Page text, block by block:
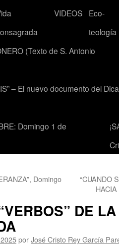
VIDEOS
Eco-
teología
(Texto de S. Antonio
– El nuevo documento del
Domingo 1 de
Domingo
“CUANDO
DE
porJosé Cristo Rey García